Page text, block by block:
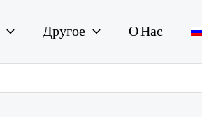
Другое О Нас